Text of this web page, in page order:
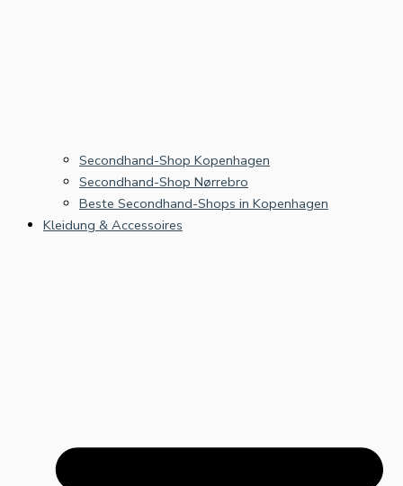
Secondhand-Shop Kopenhagen
Secondhand-Shop Nørrebro
Beste Secondhand-Shops in Kopenhagen
Kleidung & Accessoires